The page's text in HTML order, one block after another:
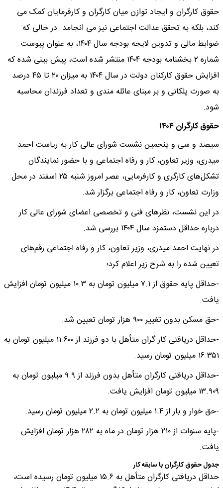
حقوق کارگران و ایجاد توازن میان کارگران و کارفرمایان کمک می
‌کند، بلکه به تحقق عدالت اجتماعی نیز می ‌انجامد. در حالی که
ضوابط مالی و تدوین لایحه بودجه سال ۱۴۰۴، به عنوان پیوست
شماره ۲ بخشنامه بودجه ۱۴۰۴ منتشر شده است، پیش ‌بینی شده که
افزایش حقوق کارکنان دولت در سال ۱۴۰۴ به میزان ۲۰ تا ۴۵ درصد
به ‌صورت پلکانی و بر مبنای عائله ‌مندی و تعداد فرزندان محاسبه
شود.
حقوق کارگران ۱۴۰۴
سیصد و سی و پنجمین نشست شورای عالی کار به ریاست احمد
میدری، وزیر تعاون، کار و رفاه اجتماعی و با حضور نمایندگان
تشکل‌های کارگری و کارفرمایی، عصر امروز شنبه ۲۵ اسفند در محل
وزارت تعاون، کار و رفاه اجتماعی برگزار شد.
در این نشست، نظرهای فنی و تخصصی اعضای شورای عالی کار
درباره حداقل دستمزد سال ۱۴۰۴ بررسی شد.
در نهایت احمد میدری، وزیر تعاون، کار و رفاه اجتماعی رقم‌های
تعیین شده را به شرح زیر اعلام کرد؛
-حداقل پایه حقوق از ۷.۱ میلیون تومان به ۱۰.۳ میلیون تومان افزایش
یافت.
-حق مسکن بدون تغییر ۹۰۰ هزار تومان تعیین شد.
-حداقل دریافتی کار گران متأهل با دو فرزند از ۱۱.۶۰۰ میلیون تومان به
۱۶.۳۵۱ میلیون تومان رسید.
-حداقل دریافتی کارگران متأهل بدون فرزند از ۹.۹ میلیون تومان به
۱۳.۹۰۹ میلیون تومان افزایش یافت.
-حق خوار و بار از ۱.۴ میلیون تومان به ۲.۲ میلیون تومان رسید.
-پایه سنوات از ۲۱۰ هزار تومان در ماه به ۲۸۲ هزار تومان افزایش
یافت.
جدول حقوق کارگران با سابقه کار
حداقل دریافتی کارگران متأهل به ۱۵.۶ میلیون تومان رسیده است،